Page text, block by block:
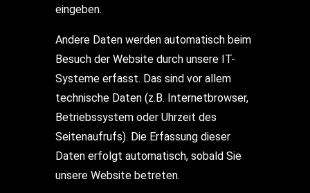
eingeben.
Andere Daten werden automatisch beim
Besuch der Website durch unsere IT-
Systeme erfasst. Das sind vor allem
technische Daten (z.B. Internetbrowser,
Betriebssystem oder Uhrzeit des
Seitenaufrufs). Die Erfassung dieser
Daten erfolgt automatisch, sobald Sie
unsere Website betreten.